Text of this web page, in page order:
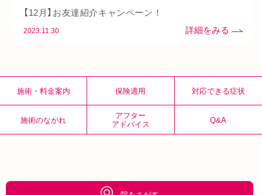
【12月】お友達紹介キャンペーン！
2023.11.30
施術・料金案内 保険適用 対応できる症状
施術のながれ アフター
アドバイス Q&A